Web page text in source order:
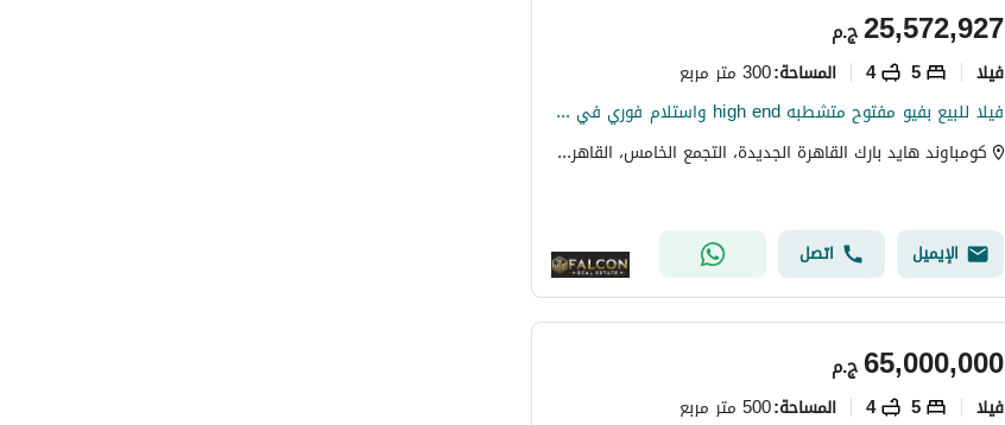
ج.م25,572,927
فیلا 5
4 المساحة:300 متر مربع
فيلا للبيع بفيو مفتوح متشطبه high end واستلام فوري في التجمع الخامس يجوار AUC
كومباوند هايد بارك القاهرة الجديدة، التجمع الخامس، القاهرة الجديدة، القاهرة
الإيميل اتصل
ج.م65,000,000
فیلا 5
4 المساحة:500 متر مربع